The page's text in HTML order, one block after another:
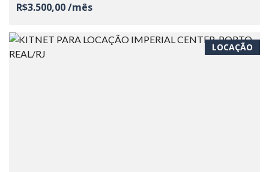
R$3.500,00 /mês
LOCAÇÃO